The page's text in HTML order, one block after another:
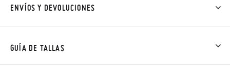
ENVÍOS Y DEVOLUCIONES
Talla/Color también son GRATIS y puedes realizarlos hasta en
GUÍA DE TALLAS